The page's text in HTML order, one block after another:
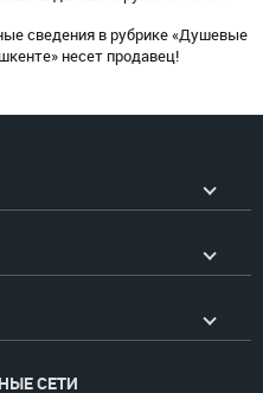
сведения в рубрике «Душевые
несет продавец!
СЕТИ